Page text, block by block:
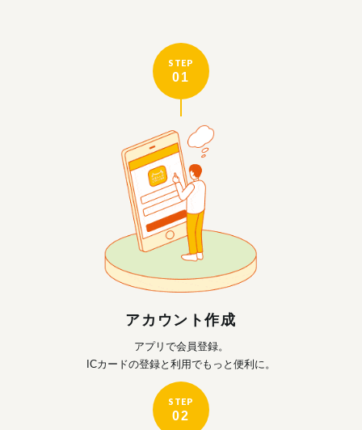
STEP
01
アカウント作成
アプリで会員登録。
ICカードの登録と利用でもっと便利に。
STEP
02